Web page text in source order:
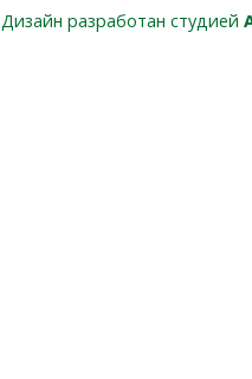
Дизайн разработан студией